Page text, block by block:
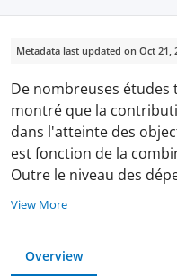
Metadata last updated on Oct 21,
De nombreuses
montré que la
dans l'atteinte des
est fonction de la
Outre le niveau des
View More
Overview